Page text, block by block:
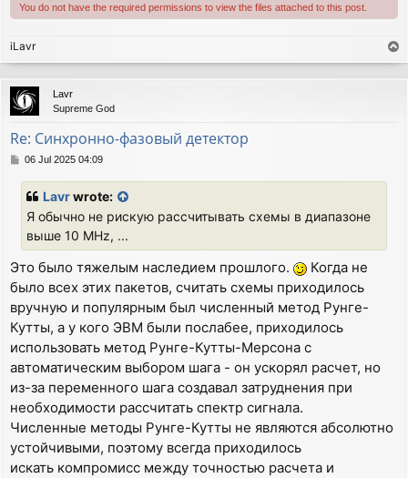
You do not have the required permissions to view the files attached to this post.
iLavr
o
p
Lavr
Supreme God
Re: Синхронно-фазовый детектор
P06 Jul 2025 04:09
Lavrwrote:
Я обычно не рискую рассчитывать схемы в диапазоне
выше 10 MHz, ...
Это было тяжелым наследием прошлого.
Когда не
было всех этих пакетов, считать схемы приходилось
вручную и популярным был численный метод Рунге-
Кутты, а у кого ЭВМ были послабее, приходилось
использовать метод Рунге-Кутты-Мерсона с
автоматическим выбором шага - он ускорял расчет, но
из-за переменного шага создавал затруднения при
необходимости рассчитать спектр сигнала.
Численные методы Рунге-Кутты не являются абсолютно
устойчивыми, поэтому всегда приходилось
искать компромисс между точностью расчета и